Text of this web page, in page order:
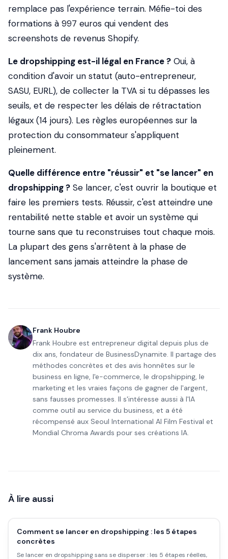
remplace pas l'expérience terrain. Méfie-toi des
formations à 997 euros qui vendent des
screenshots de revenus Shopify.
Le dropshipping est-il légal en France ? Oui, à
condition d'avoir un statut (auto-entrepreneur,
SASU, EURL), de collecter la TVA si tu dépasses les
seuils, et de respecter les délais de rétractation
légaux (14 jours). Les règles européennes sur la
protection du consommateur s'appliquent
pleinement.
Quelle différence entre "réussir" et "se lancer" en
dropshipping ? Se lancer, c'est ouvrir la boutique et
faire les premiers tests. Réussir, c'est atteindre une
rentabilité nette stable et avoir un système qui
tourne sans que tu reconstruises tout chaque mois.
La plupart des gens s'arrêtent à la phase de
lancement sans jamais atteindre la phase de
système.
Frank Houbre
Frank Houbre est entrepreneur digital depuis plus de
dix ans, fondateur de BusinessDynamite. Il partage des
méthodes concrètes et des avis honnêtes sur le
business en ligne, l'e-commerce, le dropshipping, le
marketing et les vraies façons de gagner de l'argent,
sans fausses promesses. Il s'intéresse aussi à l'IA
comme outil au service du business, et a été
récompensé aux Seoul International AI Film Festival et
Mondial Chroma Awards pour ses créations IA.
À lire aussi
Comment se lancer en dropshipping : les 5 étapes
concrètes
Se lancer en dropshipping sans se disperser : les 5 étapes réelles,